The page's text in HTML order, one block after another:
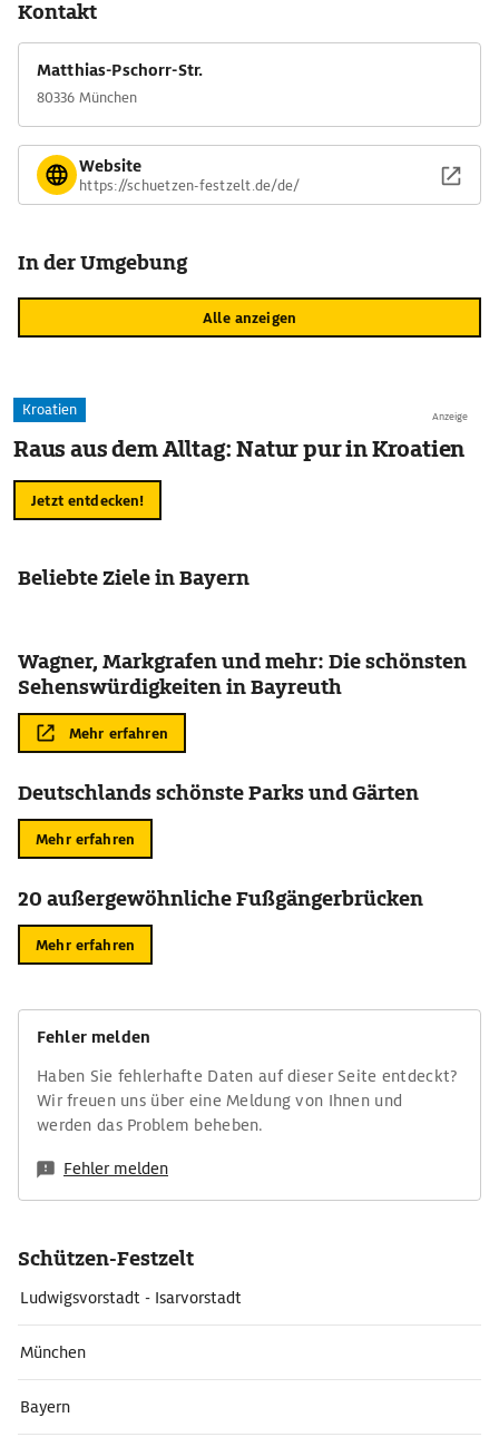
Kontakt
Matthias-Pschorr-Str.
80336 München
Website
https://schuetzen-festzelt.de/de/
In der Umgebung
Alle anzeigen
Anzeige
Kroatien
Raus aus dem Alltag: Natur pur in Kroatien
Jetzt entdecken!
Beliebte Ziele in Bayern
Wagner, Markgrafen und mehr: Die schönsten
Sehenswürdigkeiten in Bayreuth
Mehr erfahren
Deutschlands schönste Parks und Gärten
Mehr erfahren
20 außergewöhnliche Fußgängerbrücken
Mehr erfahren
Fehler melden
Haben Sie fehlerhafte Daten auf dieser Seite entdeckt?
Wir freuen uns über eine Meldung von Ihnen und
werden das Problem beheben.
Fehler melden
Schützen-Festzelt
Ludwigsvorstadt - Isarvorstadt
München
Bayern